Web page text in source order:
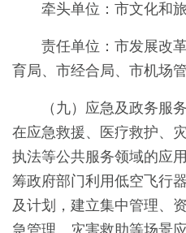
牵头单位：市文化和
责任单位：市发展改
育局、市经合局、市机场
（九）应急及政务服
在应急救援、医疗救护、
执法等公共服务领域的应
筹政府部门利用低空飞行
及计划，建立集中管理、
急管理、灾害救助等场景